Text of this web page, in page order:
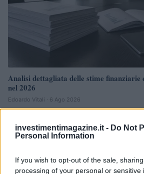
investimentimagazine.it - Do Not
Personal Information
If you wish to opt-out of the sale,
processing of your personal or sensitive
Analisi dettagliata delle stime finanziarie
nel 2026
Edoardo Vitali · 6 Ago 2026